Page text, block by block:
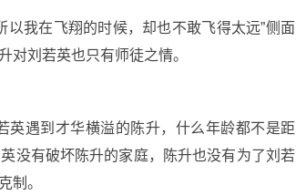
我在飞翔的时候，却也不敢飞得太远”侧面
对刘若英也只有师徒之情。
英遇到才华横溢的陈升，什么年龄都不是距
没有破坏陈升的家庭，陈升也没有为了刘若
制。